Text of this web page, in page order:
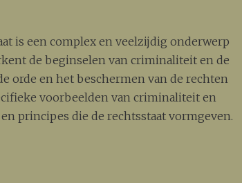
is een complex en veelzijdig onderwerp
de beginselen van criminaliteit en de
orde en het beschermen van de rechten
voorbeelden van criminaliteit en
principes die de rechtsstaat vormgeven.